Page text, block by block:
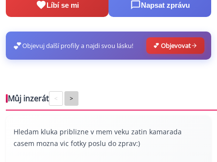
Líbí se mi Napsat zprávu
💕Objevuj další profily a najdi svou lásku! 💕 Objevovat
Můj inzerát < >
Hledam kluka priblizne v mem veku zatin kamarada
casem mozna vic fotky poslu do zprav:)